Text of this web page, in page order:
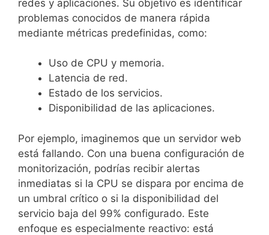
redes y aplicaciones. Su objetivo es identificar
problemas conocidos de manera rápida
mediante métricas predefinidas, como:
Uso de CPU y memoria.
Latencia de red.
Estado de los servicios.
Disponibilidad de las aplicaciones.
Por ejemplo, imaginemos que un servidor web
está fallando. Con una buena configuración de
monitorización, podrías recibir alertas
inmediatas si la CPU se dispara por encima de
un umbral crítico o si la disponibilidad del
servicio baja del 99% configurado. Este
enfoque es especialmente reactivo: está